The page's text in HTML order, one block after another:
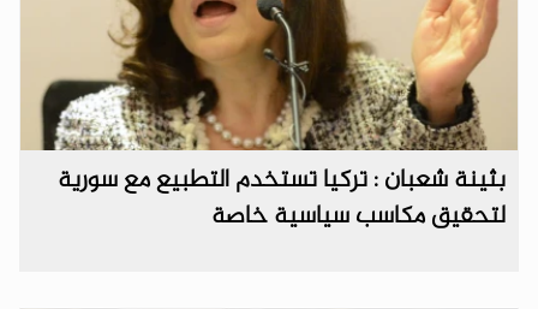
بثينة شعبان : تركيا تستخدم التطبيع مع سورية
لتحقيق مكاسب سياسية خاصة